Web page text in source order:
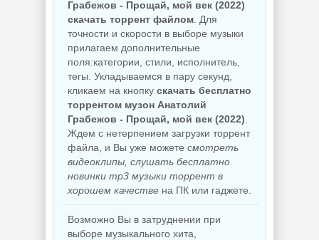
Грабежов - Прощай, мой век (2022)
скачать торрент файлом . Для
точности и скорости в выборе музыки
прилагаем дополнительные
поля:категории, стили, исполнитель,
тегы. Укладываемся в пару секунд,
кликаем на кнопку скачать бесплатно
торрентом музон Анатолий
Грабежов - Прощай, мой век (2022)
Ждем с нетерпением загрузки торрент
файла, и Вы уже можете смотреть
видеоклипы, слушать бесплатно
новинки mp3 музыки торрент в
хорошем качестве на ПК или гаджете.
Возможно Вы в затруднении при
выборе музыкального хита,